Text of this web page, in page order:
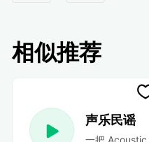
相似推荐
声乐民谣
一把 Acoustic